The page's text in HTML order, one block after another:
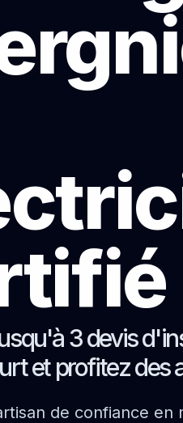
3 devis
et profitez des
de confiance en